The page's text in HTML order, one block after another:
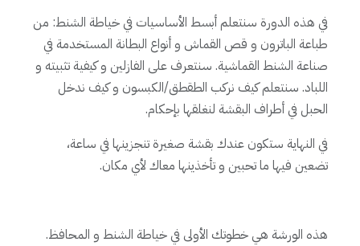
في هذه الدورة سنتعلم أبسط الأساسيات في خياطة الشنط: من
طباعة الباترون و قص القماش و أنواع البطانة المستخدمة في
صناعة الشنط القماشية. سنتعرف على الفازلين و كيفية تثبيته و
اللباد. سنتعلم كيف نركب الطقطق/الكبسون و كيف ندخل
الحبل في أطراف البقشة لنغلقها بإحكام.
في النهاية ستكون عندك بقشة صغيرة تنجزينها في ساعة،
تضعين فيها ما تحبين و تأخذينها معاك لأي مكان.
هذه الورشة هي خطوتك الأولى في خياطة الشنط و المحافظ.